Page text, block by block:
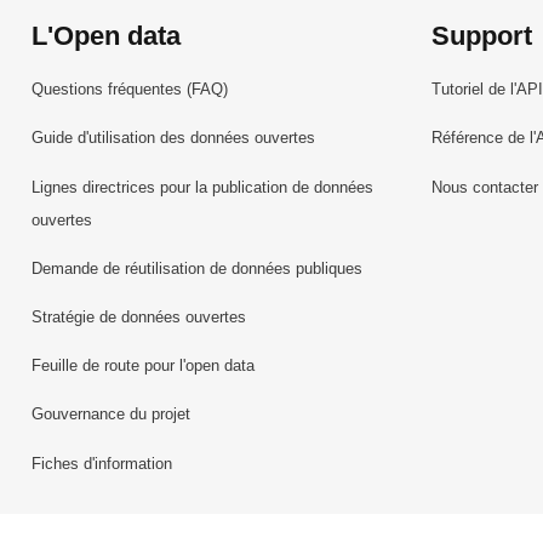
L'Open data
Questions fréquentes (FAQ)
Guide d'utilisation des données ouvertes
Lignes directrices pour la publication de données
ouvertes
Demande de réutilisation de données publiques
Stratégie de données ouvertes
Feuille de route pour l'open data
Gouvernance du projet
Fiches d'information
Support
Tutoriel de l'API
Référence de
Nous contacter